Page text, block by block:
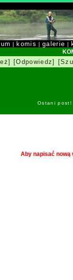
| komis |galerie |
[Odpowiedz]
Ostani post!
Aby napisać nową